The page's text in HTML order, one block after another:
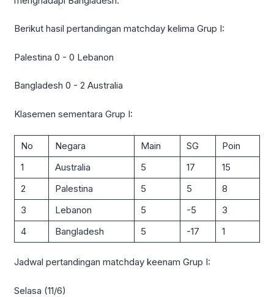
Berikut hasil pertandingan matchday kelima Grup I:
Palestina 0 - 0 Lebanon
Bangladesh 0 - 2 Australia
Klasemen sementara Grup I:
No Negara Main SG
Poin
1
Australia 5 17
15
2
Palestina 5 5
8
3
Lebanon 5 -5
3
4
Bangladesh 5 -17 1
Jadwal pertandingan matchday keenam Grup I:
Selasa (11/6)